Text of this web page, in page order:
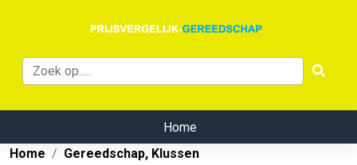
Home
Home
Gereedschap, Klussen